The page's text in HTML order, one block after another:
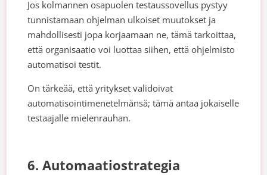
Jos kolmannen osapuolen testaussovellus pystyy
tunnistamaan ohjelman ulkoiset muutokset ja
mahdollisesti jopa korjaamaan ne, tämä tarkoittaa,
että organisaatio voi luottaa siihen, että ohjelmisto
automatisoi testit.
On tärkeää, että yritykset validoivat
automatisointimenetelmänsä; tämä antaa jokaiselle
testaajalle mielenrauhan.
6. Automaatiostrategia